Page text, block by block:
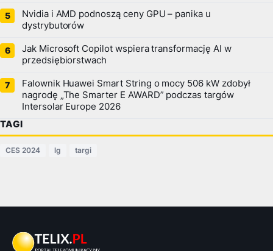
Nvidia i AMD podnoszą ceny GPU – panika u
dystrybutorów
Jak Microsoft Copilot wspiera transformację AI w
przedsiębiorstwach
Falownik Huawei Smart String o mocy 506 kW zdobył
nagrodę „The Smarter E AWARD” podczas targów
Intersolar Europe 2026
TAGI
CES 2024 lg targi